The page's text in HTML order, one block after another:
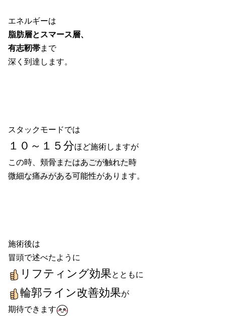
エネルギーは
脂肪層とスマース層、
有志靭帯まで
深く到達します。
スタックモードでは
１０～１５分ほど施術しますが
この時、 頬骨またはあごが触れた時
微細な痛みがある可能性があります。
施術後は
冒頭で述べたように
リフティング効果とともに
輪郭ライン改善効果が
期待できます